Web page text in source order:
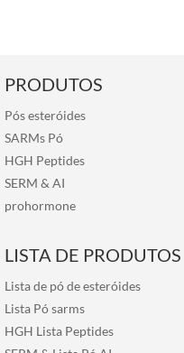
PRODUTOS
Pós esteróides
SARMs Pó
HGH Peptides
SERM & AI
prohormone
LISTA DE PRODUTOS
Lista de pó de esteróides
Lista Pó sarms
HGH Lista Peptides